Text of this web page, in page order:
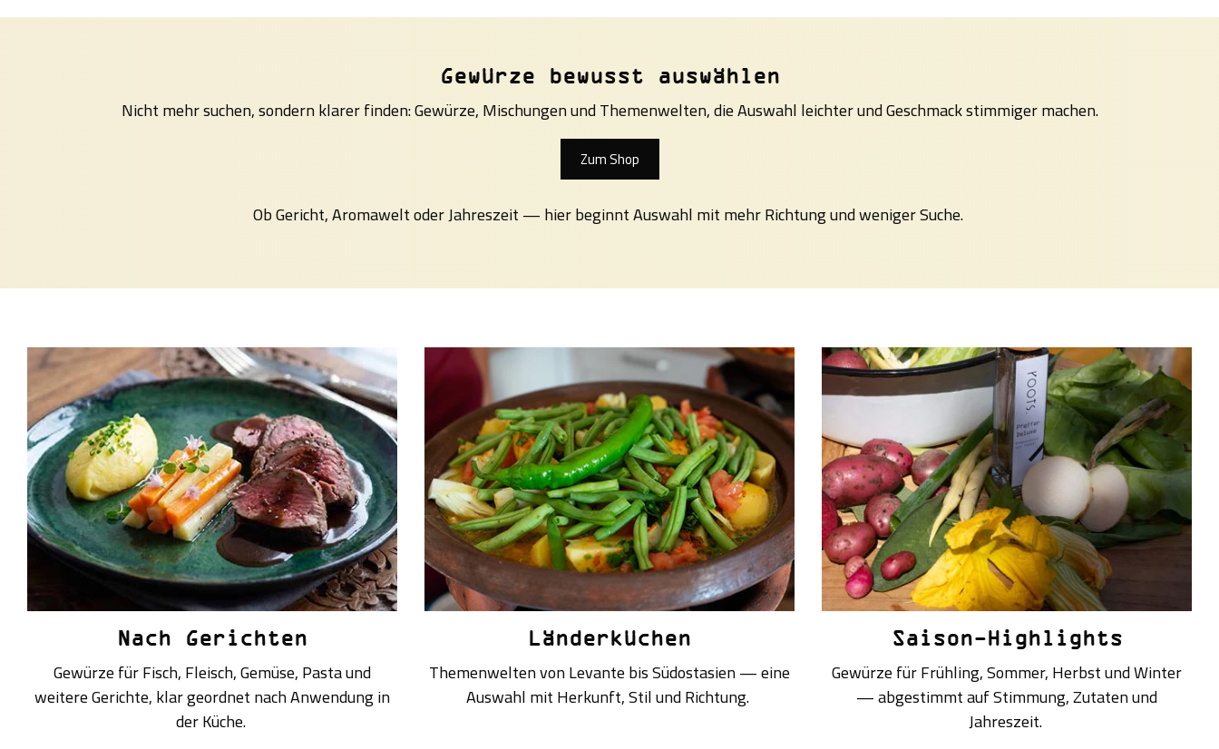
Gewürze bewusst auswählen
Nicht mehr suchen, sondern klarer finden: Gewürze, Mischungen und Themenwelten, die Auswahl leichter und Geschmack stimmiger machen.
Zum Shop
Ob Gericht, Aromawelt oder Jahreszeit — hier beginnt Auswahl mit mehr Richtung und weniger Suche.
Nach Gerichten
Gewürze für Fisch, Fleisch, Gemüse, Pasta und
weitere Gerichte, klar geordnet nach Anwendung in
der Küche.
Länderküchen
Themenwelten von Levante bis Südostasien — eine
Auswahl mit Herkunft, Stil und Richtung.
Saison-Highlights
Gewürze für Frühling, Sommer, Herbst und Winter
— abgestimmt auf Stimmung, Zutaten und
Jahreszeit.